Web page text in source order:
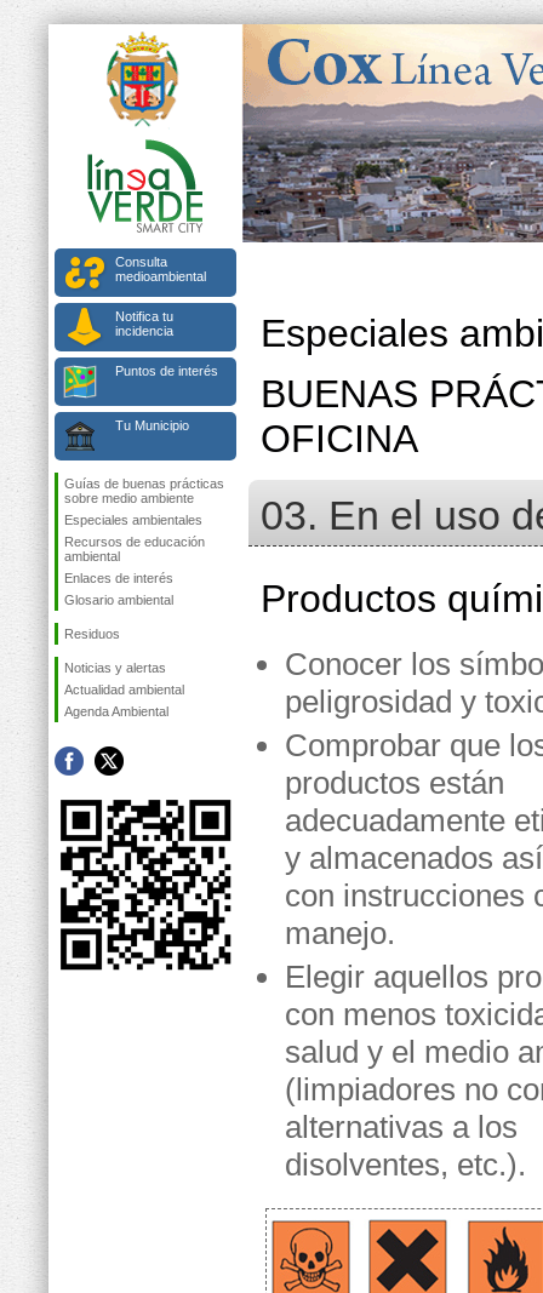
Consulta
medioambiental
Notifica tu
incidencia
Puntos de interés
Tu Municipio
Guías de buenas prácticas
sobre medio ambiente
Especiales ambientales
Recursos de educación
ambiental
Enlaces de interés
Glosario ambiental
Residuos
Noticias y alertas
Actualidad ambiental
Agenda Ambiental
Especiales
BUENAS
OFICINA
03. En el uso
Productos
Conocer los
peligrosidad y
Comprobar que
productos están
adecuadamente
y almacenados
con instrucciones
manejo.
Elegir aquellos
con menos
salud y el medio
(limpiadores no
alternativas a los
disolventes, etc.).